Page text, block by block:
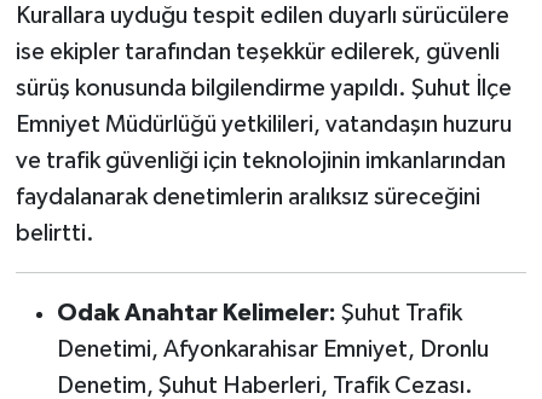
Kurallara uyduğu tespit edilen duyarlı sürücülere
ise ekipler tarafından teşekkür edilerek, güvenli
sürüş konusunda bilgilendirme yapıldı. Şuhut İlçe
Emniyet Müdürlüğü yetkilileri, vatandaşın huzuru
ve trafik güvenliği için teknolojinin imkanlarından
faydalanarak denetimlerin aralıksız süreceğini
belirtti.
Odak Anahtar Kelimeler: Şuhut Trafik
Denetimi, Afyonkarahisar Emniyet, Dronlu
Denetim, Şuhut Haberleri, Trafik Cezası.